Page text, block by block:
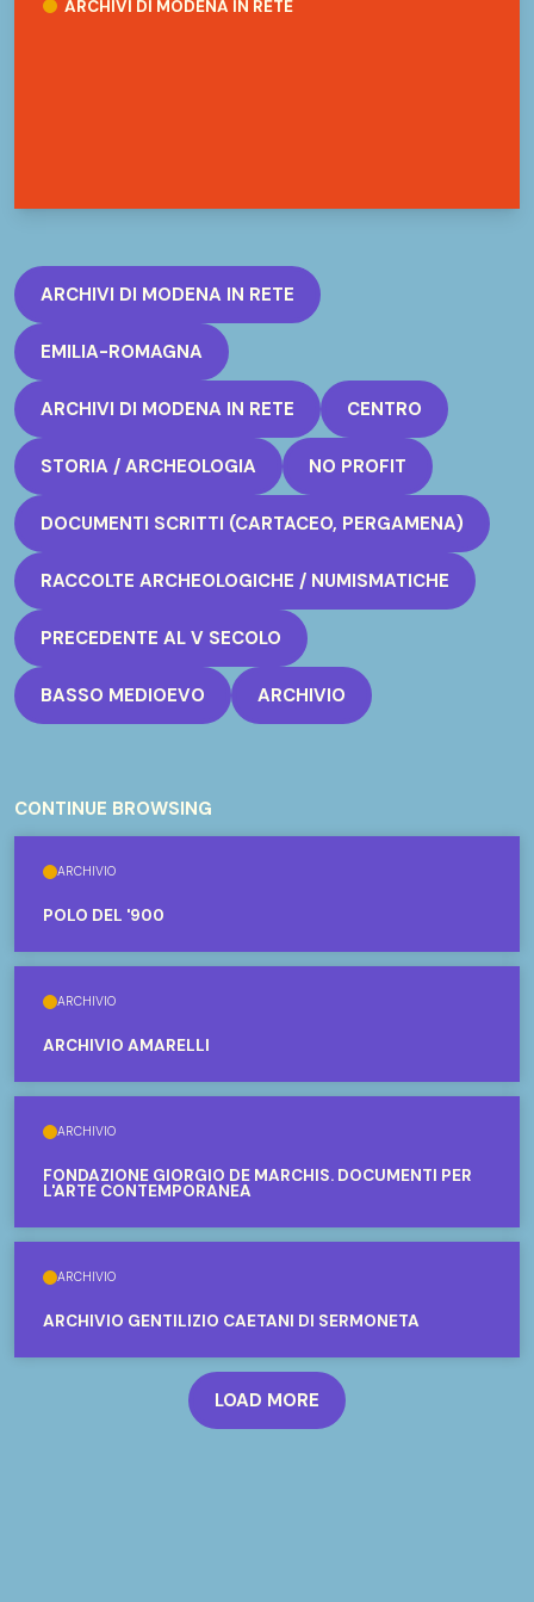
ARCHIVI DI MODENA IN RETE
ARCHIVI DI MODENA IN RETE
EMILIA-ROMAGNA
ARCHIVI DI MODENA IN RETE CENTRO
STORIA / ARCHEOLOGIA NO PROFIT
DOCUMENTI SCRITTI (CARTACEO, PERGAMENA)
RACCOLTE ARCHEOLOGICHE / NUMISMATICHE
PRECEDENTE AL V SECOLO
BASSO MEDIOEVO ARCHIVIO
CONTINUE BROWSING
ARCHIVIO
POLO DEL '900
ARCHIVIO
ARCHIVIO AMARELLI
ARCHIVIO
FONDAZIONE GIORGIO DE MARCHIS. DOCUMENTI PER
L'ARTE CONTEMPORANEA
ARCHIVIO
ARCHIVIO GENTILIZIO CAETANI DI SERMONETA
LOAD MORE